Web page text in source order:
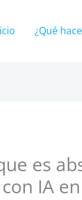
¿Qué
es
IA